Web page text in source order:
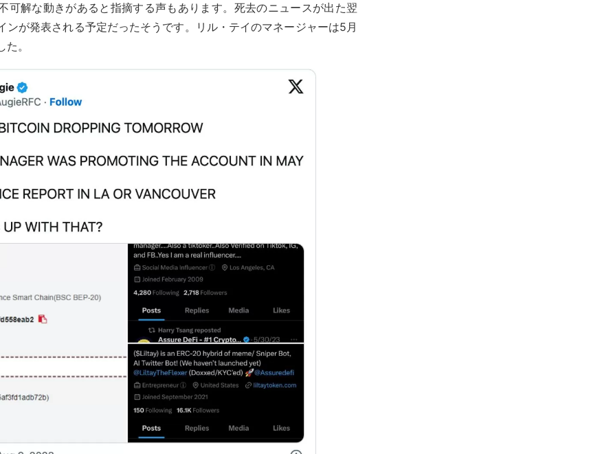
可解な動きがあると指摘する声もあります。死去のニュースが出た翌
ンが発表される予定だったそうです。リル・テイのマネージャーは5月
。